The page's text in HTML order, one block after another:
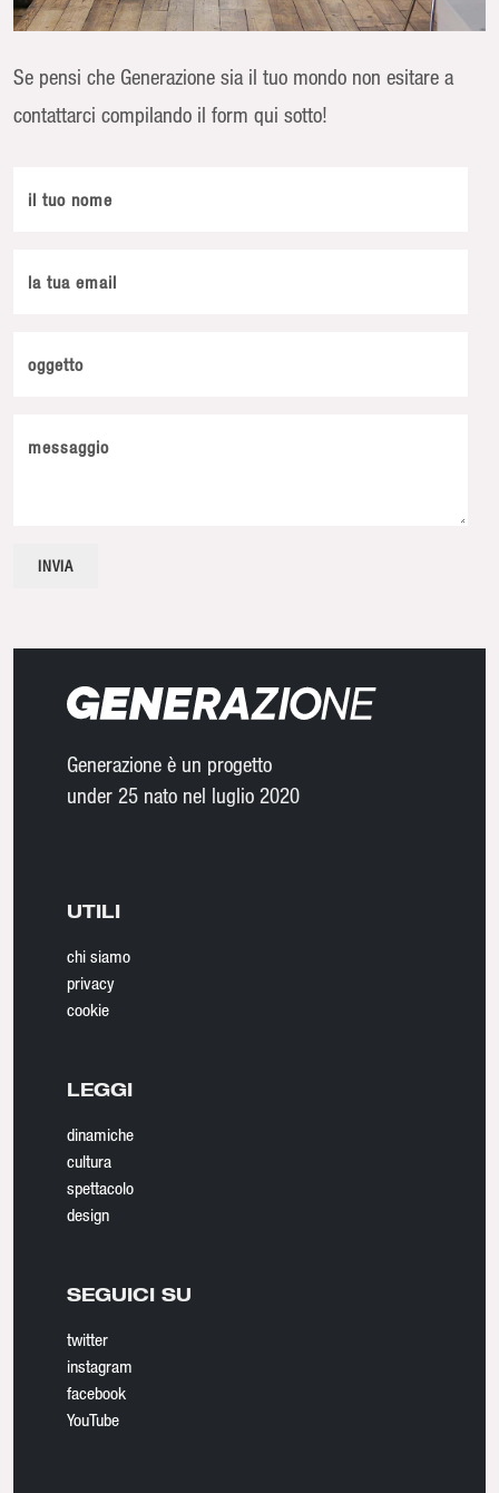
Se pensi che Generazione sia il tuo mondo non esitare a
contattarci compilando il form qui sotto!
il tuo nome
la tua email
oggetto
messaggio
Generazione è un progetto
under 25 nato nel luglio 2020
UTILI
chi siamo
privacy
cookie
LEGGI
dinamiche
cultura
spettacolo
design
SEGUICI SU
twitter
instagram
facebook
YouTube